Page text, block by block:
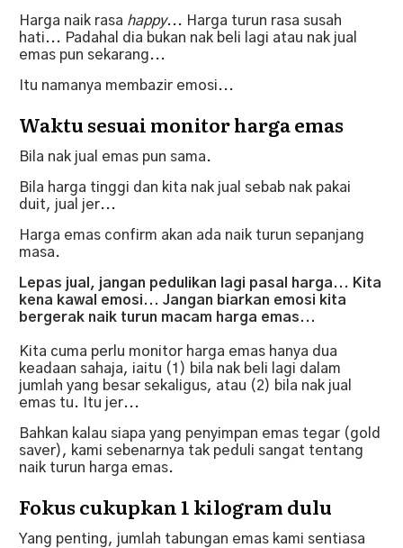
Harga naik rasa happy... Harga turun rasa susah
hati... Padahal dia bukan nak beli lagi atau nak jual
emas pun sekarang...
Itu namanya membazir emosi...
Waktu sesuai monitor harga emas
Bila nak jual emas pun sama.
Bila harga tinggi dan kita nak jual sebab nak pakai
duit, jual jer...
Harga emas confirm akan ada naik turun sepanjang
masa.
Lepas jual, jangan pedulikan lagi pasal harga... Kita
kena kawal emosi... Jangan biarkan emosi kita
bergerak naik turun macam harga emas...
Kita cuma perlu monitor harga emas hanya dua
keadaan sahaja, iaitu (1) bila nak beli lagi dalam
jumlah yang besar sekaligus, atau (2) bila nak jual
emas tu. Itu jer...
Bahkan kalau siapa yang penyimpan emas tegar (gold
saver), kami sebenarnya tak peduli sangat tentang
naik turun harga emas.
Fokus cukupkan 1 kilogram dulu
Yang penting, jumlah tabungan emas kami sentiasa